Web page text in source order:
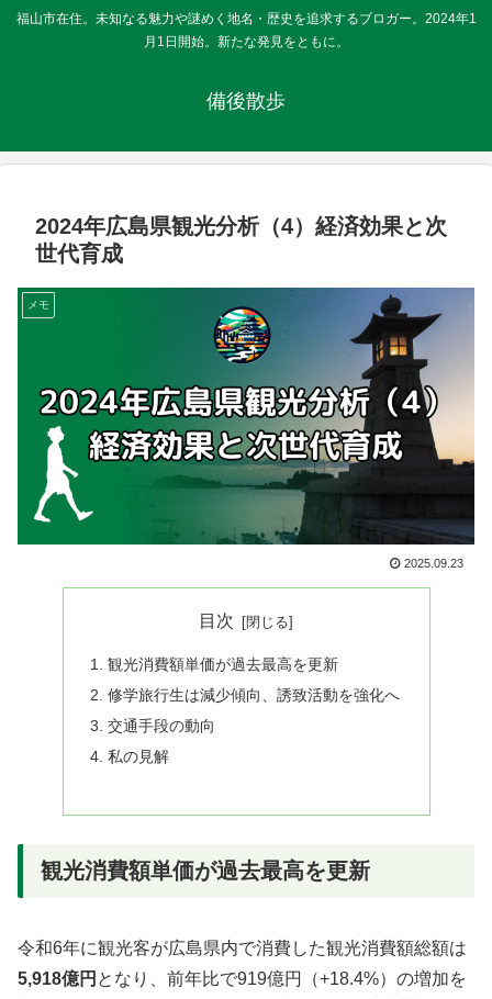
福山市在住。未知なる魅力や謎めく地名・歴史を追求するブロガー。2024年1
月1日開始。新たな発見をともに。
備後散歩
2024年広島県観光分析（4）経済効果と次
世代育成
メモ
2025.09.23
目次
観光消費額単価が過去最高を更新
修学旅行生は減少傾向、誘致活動を強化へ
交通手段の動向
私の見解
観光消費額単価が過去最高を更新
令和6年に観光客が広島県内で消費した観光消費額総額は
5,918億円 となり、前年比で919億円（+18.4%）の増加を